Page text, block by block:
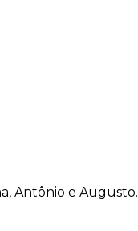
Antônio e Augusto.